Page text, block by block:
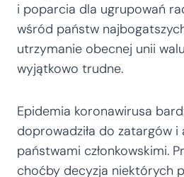
i poparcia dla ugrupowań
wśród państw
utrzymanie obecnej unii
wyjątkowo trudne.
Epidemia koronawirusa
doprowadziła do zatargów i
państwami członkowskimi.
choćby decyzja niektórych